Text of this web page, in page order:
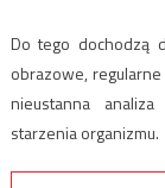
Do tego dochodzą
obrazowe,
nieustanna
starzenia organizmu.